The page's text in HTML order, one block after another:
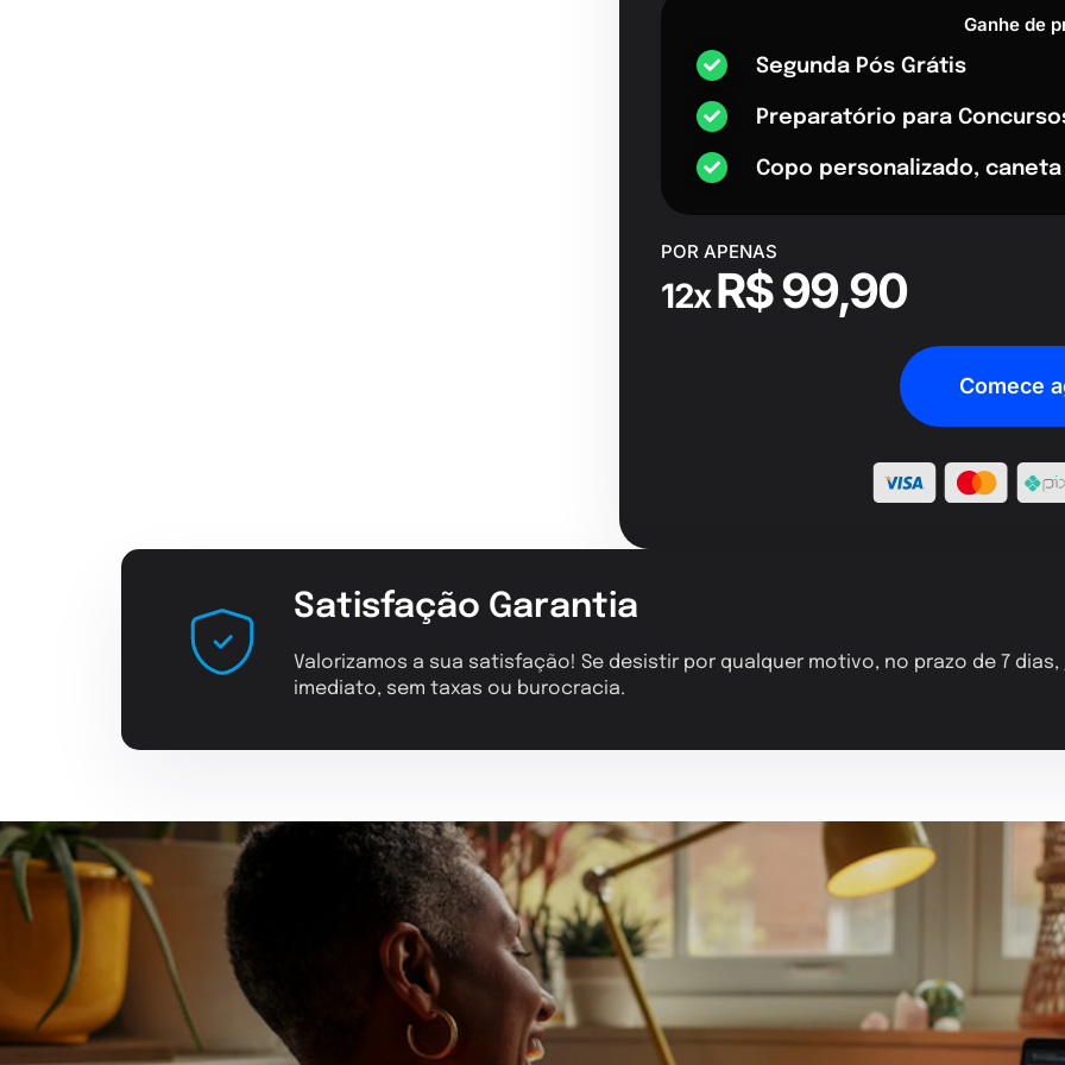
Ganhe de
Segunda Pós Grátis
Preparatório para
Copo personalizado,
POR APENAS
12xR$ 99,90
Comece
Satisfação Garantia
Valorizamos a sua satisfação! Se desistir por qualquer motivo, no prazo de 7
imediato, sem taxas ou burocracia.